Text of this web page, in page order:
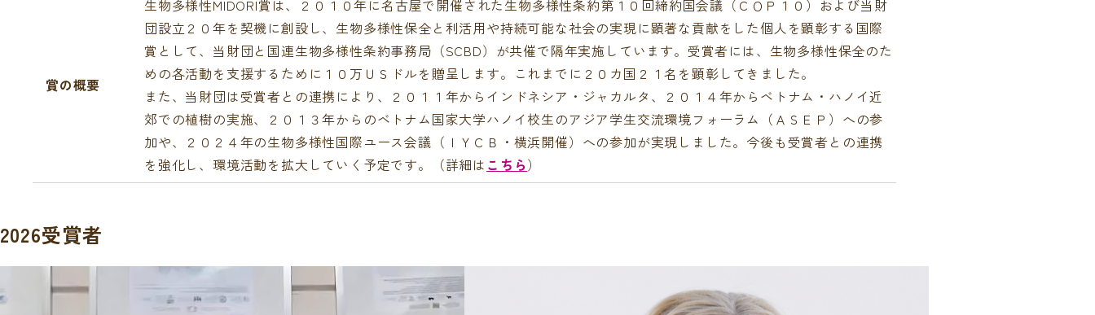
賞の概要
生物多様性MIDORI賞は、２０１０年に名古屋で開催された生物多様性条約第１０回締約国会議（ＣＯＰ１０）および当財
団設立２０年を契機に創設し、生物多様性保全と利活用や持続可能な社会の実現に顕著な貢献をした個人を顕彰する国際
賞として、当財団と国連生物多様性条約事務局（SCBD）が共催で隔年実施しています。受賞者には、生物多様性保全のた
めの各活動を支援するために１０万ＵＳドルを贈呈します。これまでに２０カ国２１名を顕彰してきました。
また、当財団は受賞者との連携により、２０１１年からインドネシア・ジャカルタ、２０１４年からベトナム・ハノイ近
郊での植樹の実施、２０１３年からのベトナム国家大学ハノイ校生のアジア学生交流環境フォーラム（ＡＳＥＰ）への参
加や、２０２４年の生物多様性国際ユース会議（ＩＹＣＢ・横浜開催）への参加が実現しました。今後も受賞者との連携
を強化し、環境活動を拡大していく予定です。（詳細は こちら）
2026受賞者